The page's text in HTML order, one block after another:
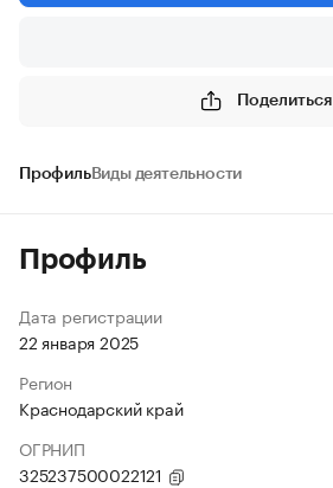
Поделиться
ПрофильВиды деятельности
Профиль
Дата регистрации
22 января 2025
Регион
Краснодарский край
ОГРНИП
325237500022121